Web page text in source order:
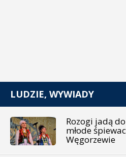
LUDZIE, WYWIADY
Rozogi jadą
młode
Węgorzewie